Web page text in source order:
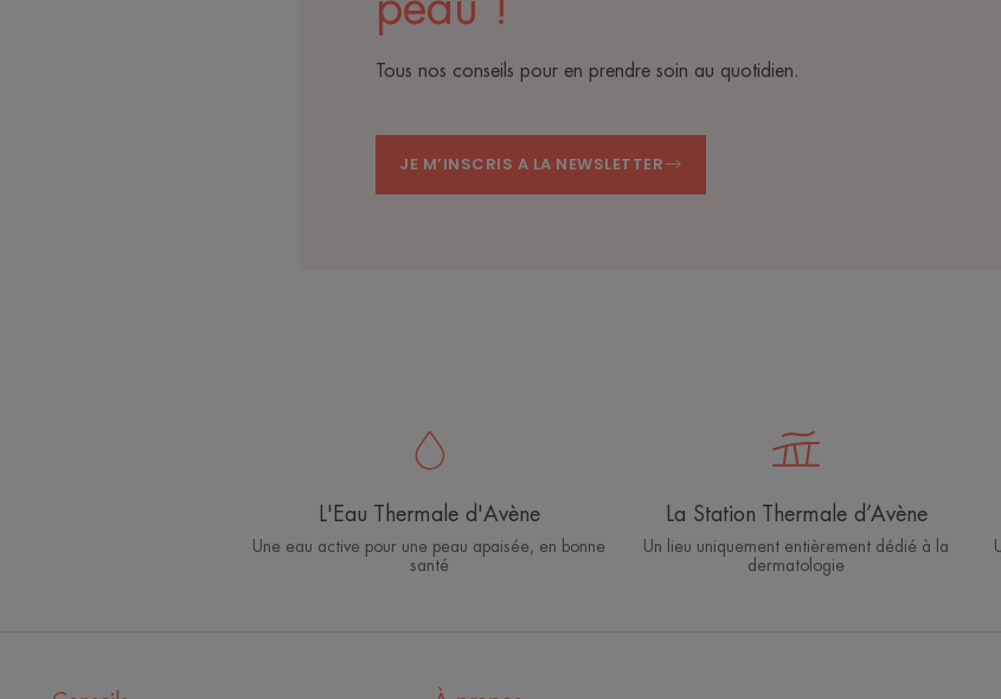
Tous nos conseils pour en prendre soin au quotidien.
JE M’INSCRIS A LA NEWSLETTER
L'Eau Thermale d'Avène
Une eau active pour une peau apaisée, en bonne
santé
La Station Thermale d’Avène
Un lieu uniquement entièrement dédié à la
dermatologie